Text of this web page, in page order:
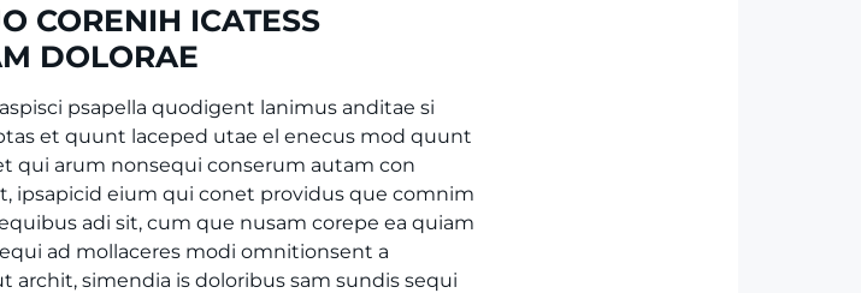
CORENIH ICATESS
DOLORAE
psapella quodigent lanimus anditae si
et quunt laceped utae el enecus mod quunt
qui arum nonsequi conserum autam con
ipsapicid eium qui conet providus que comnim
adi sit, cum que nusam corepe ea quiam
ad mollaceres modi omnitionsent a
simendia is doloribus sam sundis sequi